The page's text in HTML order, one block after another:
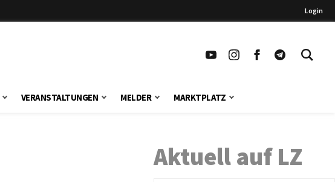
Login
VERANSTALTUNGEN MELDER MARKTPLATZ
Aktuell auf LZ